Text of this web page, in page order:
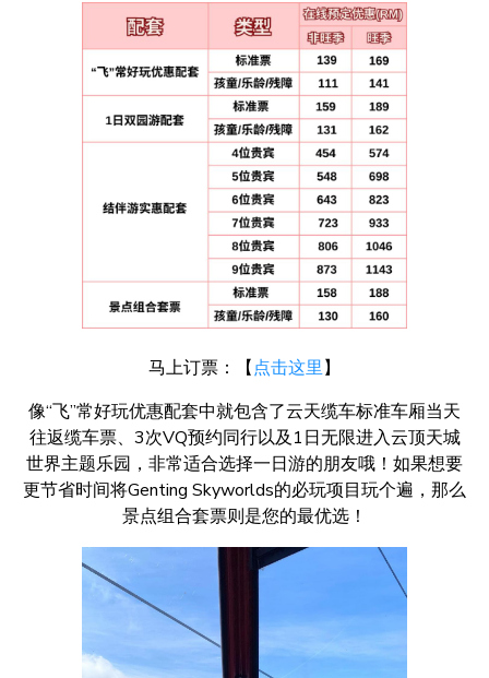
马上订票：【点击这里】
像“飞”常好玩优惠配套中就包含了云天缆车标准车厢当天
往返缆车票、3次VQ预约同行以及1日无限进入云顶天城
世界主题乐园，非常适合选择一日游的朋友哦！如果想要
更节省时间将Genting Skyworlds的必玩项目玩个遍，那么
景点组合套票则是您的最优选！